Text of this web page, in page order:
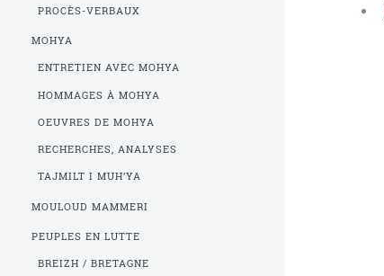
PROCÈS-VERBAUX
MOHYA
ENTRETIEN AVEC MOHYA
HOMMAGES À MOHYA
OEUVRES DE MOHYA
RECHERCHES, ANALYSES
TAJMILT I MUH’YA
MOULOUD MAMMERI
PEUPLES EN LUTTE
BREIZH / BRETAGNE